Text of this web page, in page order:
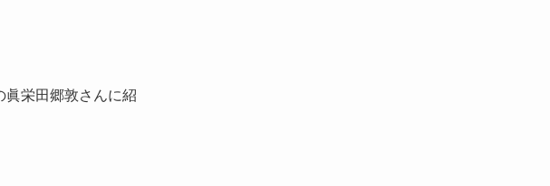
眞栄田郷敦さんに紹